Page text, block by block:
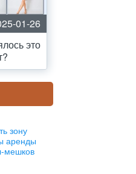
01-26
это
зону
аренды
мешков